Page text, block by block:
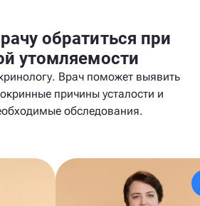
обратиться при
утомляемости
Врач поможет выявить
причины усталости и
обследования.